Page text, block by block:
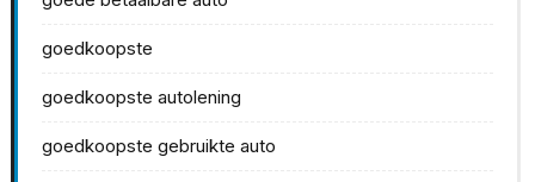
goedkoopste
goedkoopste autolening
goedkoopste gebruikte auto